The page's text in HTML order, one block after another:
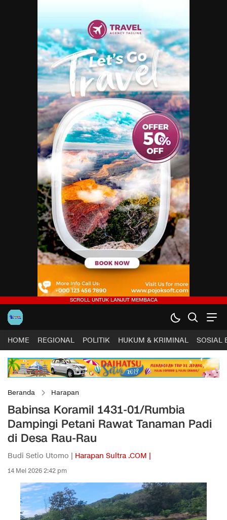
HOME REGIONAL POLITIK HUKUM & KRIMINAL SOSIAL
Beranda Harapan
Babinsa Koramil 1431-01/Rumbia
Dampingi Petani Rawat Tanaman Padi
di Desa Rau-Rau
Budi Setio Utomo | Harapan Sultra .COM |
14 Mei 2026 2:42 pm